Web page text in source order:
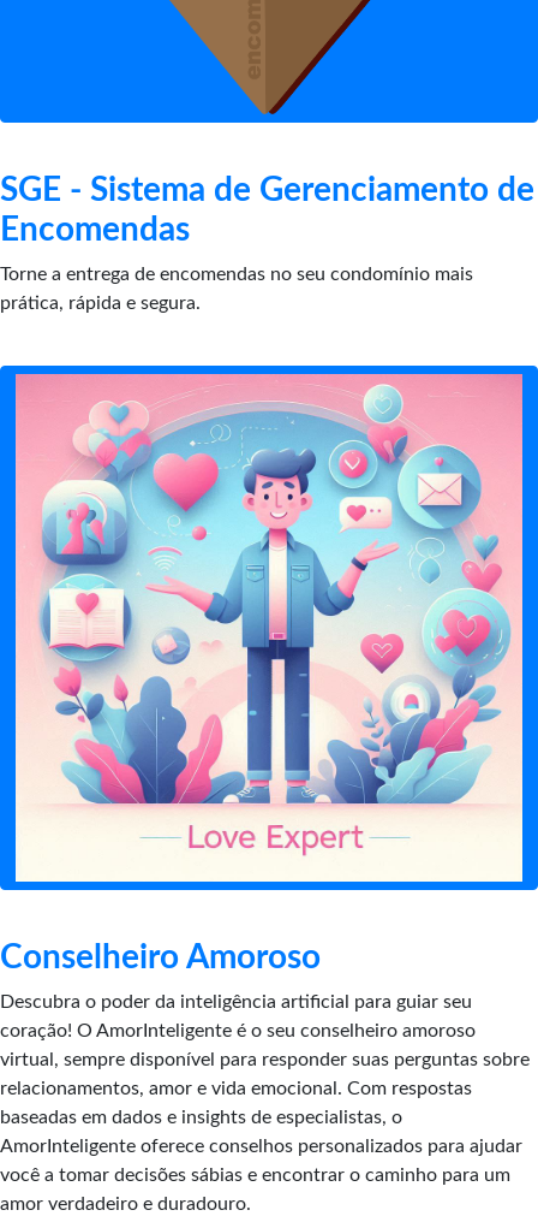
SGE - Sistema de Gerenciamento de
Encomendas
Torne a entrega de encomendas no seu condomínio mais
prática, rápida e segura.
Conselheiro Amoroso
Descubra o poder da inteligência artificial para guiar seu
coração! O AmorInteligente é o seu conselheiro amoroso
virtual, sempre disponível para responder suas perguntas sobre
relacionamentos, amor e vida emocional. Com respostas
baseadas em dados e insights de especialistas, o
AmorInteligente oferece conselhos personalizados para ajudar
você a tomar decisões sábias e encontrar o caminho para um
amor verdadeiro e duradouro.